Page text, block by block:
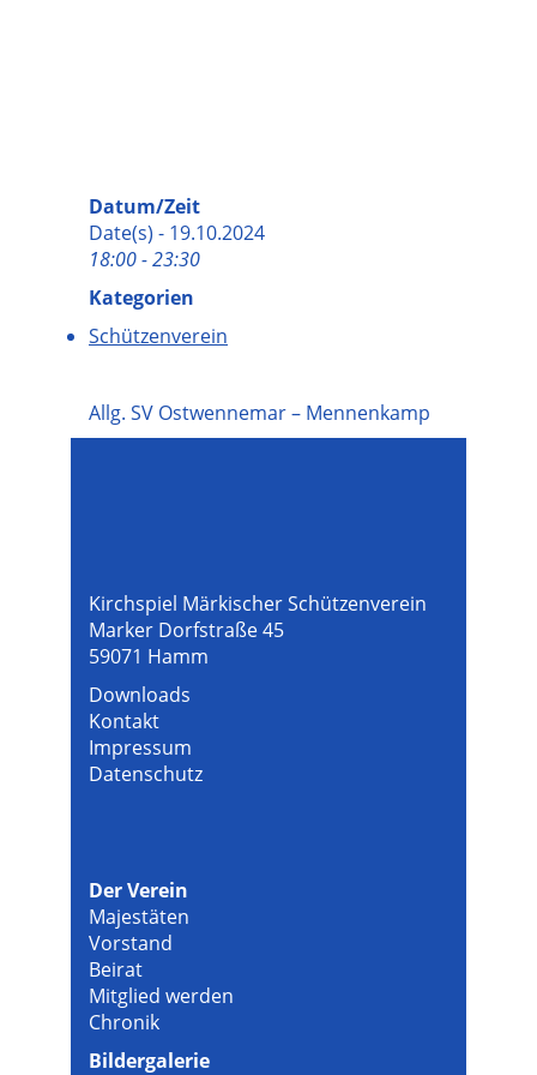
Datum/Zeit
Date(s) - 19.10.2024
18:00 - 23:30
Kategorien
Schützenverein
Allg. SV Ostwennemar – Mennenkamp
Kirchspiel Märkischer Schützenverein
Marker Dorfstraße 45
59071 Hamm
Downloads
Kontakt
Impressum
Datenschutz
Der Verein
Majestäten
Vorstand
Beirat
Mitglied werden
Chronik
Bildergalerie